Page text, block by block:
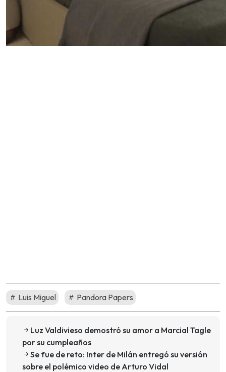
Luis Miguel Pandora Papers
Luz Valdivieso demostró su amor a Marcial Tagle
por su cumpleaños
Se fue de reto: Inter de Milán entregó su versión
sobre el polémico video de Arturo Vidal